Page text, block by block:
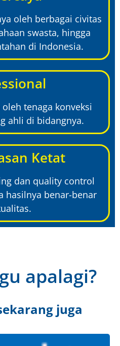
oleh berbagai civitas
swasta, hingga
di Indonesia.
tenaga konveksi
ahli di bidangnya.
Ketat
dan quality control
hasilnya benar-benar
apalagi?
juga